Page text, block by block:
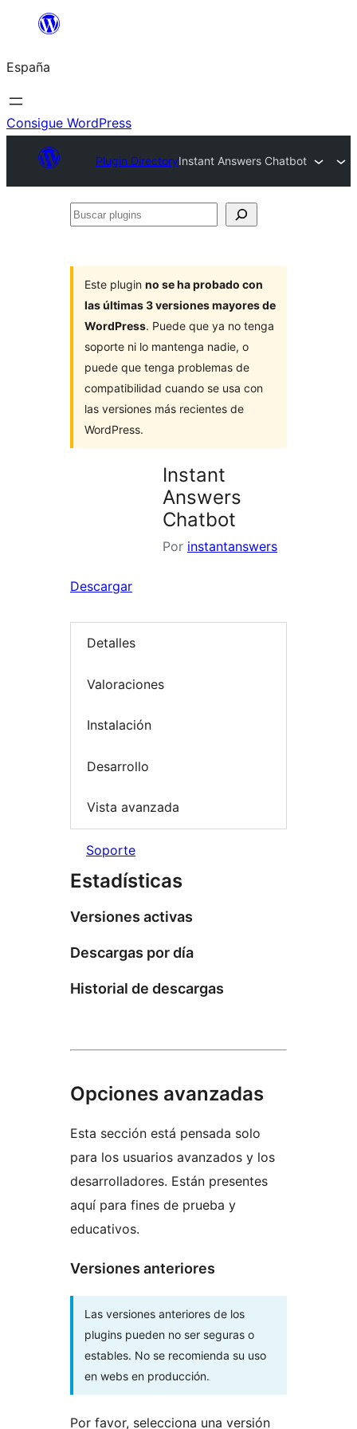
Saltar
contenido
España
Consigue WordPress
Plugin DirectoryInstant Answers Chatbot
Buscar
Este plugin no se ha probado con
las últimas 3 versiones mayores de
WordPress. Puede que ya no tenga
soporte ni lo mantenga nadie, o
puede que tenga problemas de
compatibilidad cuando se usa con
las versiones más recientes de
WordPress.
Instant
Answers
Chatbot
Por instantanswers
Descargar
Detalles
Valoraciones
Instalación
Desarrollo
Vista avanzada
Soporte
Estadísticas
Versiones activas
Descargas por día
Historial de descargas
Opciones avanzadas
Esta sección está pensada solo
para los usuarios avanzados y los
desarrolladores. Están presentes
aquí para fines de prueba y
educativos.
Versiones anteriores
Las versiones anteriores de los
plugins pueden no ser seguras o
estables. No se recomienda su uso
en webs en producción.
Por favor, selecciona una versión